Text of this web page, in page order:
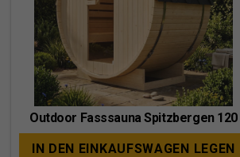
Outdoor Fasssauna Spitzbergen 120
IN DEN EINKAUFSWAGEN LEGEN